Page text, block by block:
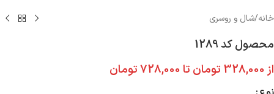
خانه/شال و روسری
محصول کد 1289
از 328,000 تومان تا 728,000تومان